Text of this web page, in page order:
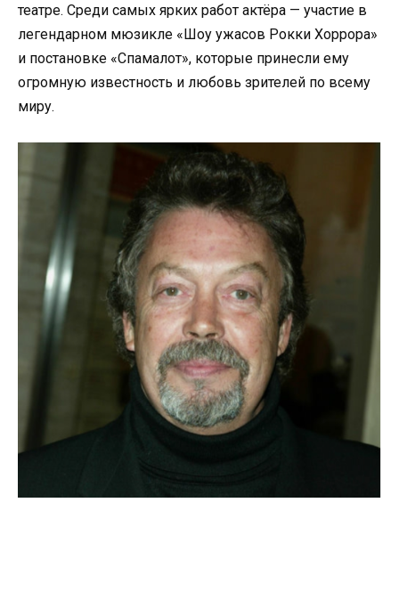
театре. Среди самых ярких работ актёра — участие в
легендарном мюзикле «Шоу ужасов Рокки Хоррора»
и постановке «Спамалот», которые принесли ему
огромную известность и любовь зрителей по всему
миру.